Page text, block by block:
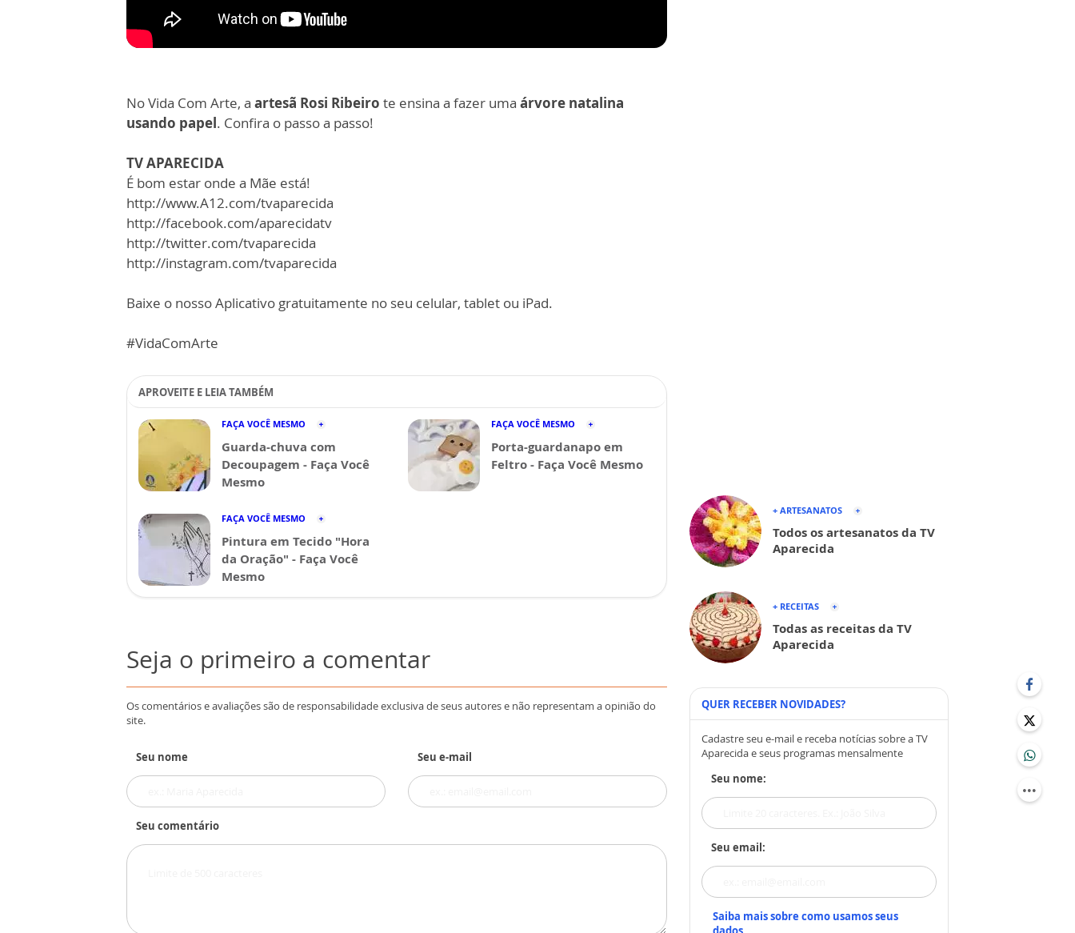
No Vida Com Arte, a artesã Rosi Ribeiro te ensina a fazer uma árvore natalina
usando papel. Confira o passo a passo!
TV APARECIDA
É bom estar onde a Mãe está!
http://www.A12.com/tvaparecida
http://facebook.com/aparecidatv
http://twitter.com/tvaparecida
http://instagram.com/tvaparecida
Baixe o nosso Aplicativo gratuitamente no seu celular, tablet ou iPad.
#VidaComArte
APROVEITE E LEIA TAMBÉM
FAÇA VOCÊ MESMO
Guarda-chuva com
Decoupagem - Faça Você
Mesmo
FAÇA VOCÊ MESMO
Porta-guardanapo em
Feltro - Faça Você Mesmo
FAÇA VOCÊ MESMO
Pintura em Tecido "Hora
da Oração" - Faça Você
Mesmo
Seja o primeiro a comentar
Os comentários e avaliações são de responsabilidade exclusiva de seus autores e não representam a opinião do
site.
Seu nome Seu e-mail
Seu comentário
+ ARTESANATOS
Todos os artesanatos da TV
Aparecida
+ RECEITAS
Todas as receitas da TV
Aparecida
QUER RECEBER NOVIDADES?
Cadastre seu e-mail e receba notícias sobre a TV
Aparecida e seus programas mensalmente
Seu nome:
Seu email:
Saiba mais sobre como usamos seus